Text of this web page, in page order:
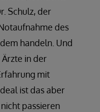
Schulz, der
des
handeln. Und
in der
mit
ist das aber
passieren